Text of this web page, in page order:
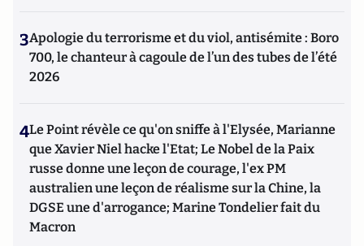
3Apologie du terrorisme et du viol, antisémite : Boro
700, le chanteur à cagoule de l’un des tubes de l’été
2026
4Le Point révèle ce qu'on sniffe à l'Elysée, Marianne
que Xavier Niel hacke l'Etat; Le Nobel de la Paix
russe donne une leçon de courage, l'ex PM
australien une leçon de réalisme sur la Chine, la
DGSE une d'arrogance; Marine Tondelier fait du
Macron